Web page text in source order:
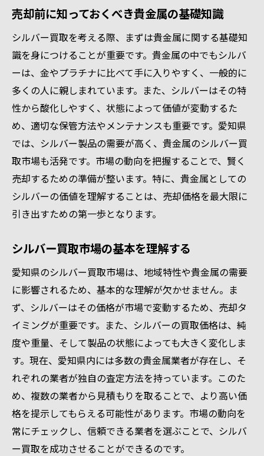
測り方
貴金属の純度と重量の測定方法
市場価値を把握するための情報収集法
シルバーの価値に影響を与える外的要因
専門家による正確な査定を受けるには
自分でできる簡単な価値判断のポイント
貴金属価値の変動要因を理解する
愛知県ならではの貴金属市場動向を活用したシ
ルバー売却術
地域特性を活かした売却方法
愛知県内の市場動向が買取価格に与える影
売却の最適なタイミングを見極める
地元需要を考慮した売却戦略
市場動向を把握するための情報源
買取業者の選び方と交渉術
信頼できるシルバー買取業者の選び方と確認ポ
イント
信頼性の高い業者を見つける方法
口コミとレビューの活用法
業者の査定技術を見極めるポイント
契約前に確認すべき重要事項
安心できるプロセスを提供する業者とは
売却前に知っておくべき貴金属の基礎知識
シルバー買取を考える際、まずは貴金属に関する基礎知
識を身につけることが重要です。貴金属の中でもシルバ
ーは、金やプラチナに比べて手に入りやすく、一般的に
多くの人に親しまれています。また、シルバーはその特
性から酸化しやすく、状態によって価値が変動するた
め、適切な保管方法やメンテナンスも重要です。愛知県
では、シルバー製品の需要が高く、貴金属のシルバー買
取市場も活発です。市場の動向を把握することで、賢く
売却するための準備が整います。特に、貴金属としての
シルバーの価値を理解することは、売却価格を最大限に
引き出すための第一歩となります。
シルバー買取市場の基本を理解する
愛知県のシルバー買取市場は、地域特性や貴金属の需要
に影響されるため、基本的な理解が欠かせません。ま
ず、シルバーはその価格が市場で変動するため、売却タ
イミングが重要です。また、シルバーの買取価格は、純
度や重量、そして製品の状態によっても大きく変化しま
す。現在、愛知県内には多数の貴金属業者が存在し、そ
れぞれの業者が独自の査定方法を持っています。このた
め、複数の業者から見積もりを取ることで、より高い価
格を提示してもらえる可能性があります。市場の動向を
常にチェックし、信頼できる業者を選ぶことで、シルバ
ー買取を成功させることができるのです。